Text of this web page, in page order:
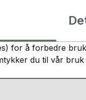
for å forbedre
du til vår